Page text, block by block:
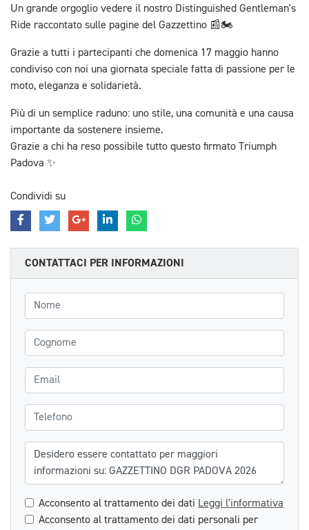
Un grande orgoglio vedere il nostro Distinguished Gentleman's
Ride raccontato sulle pagine del Gazzettino 📰🏍️
Grazie a tutti i partecipanti che domenica 17 maggio hanno
condiviso con noi una giornata speciale fatta di passione per le
moto, eleganza e solidarietà.
Più di un semplice raduno: uno stile, una comunità e una causa
importante da sostenere insieme.
Grazie a chi ha reso possibile tutto questo firmato Triumph
Padova ✨
Condividi su
CONTATTACI PER INFORMAZIONI
Nome
Cognome
Email
Telefono
Messaggio
Acconsento al trattamento dei dati Leggi l'informativa
Acconsento al trattamento dei dati personali per